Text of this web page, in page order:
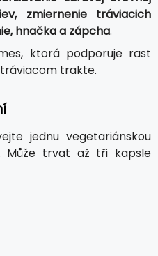
zmiernenie tráviacich
hnačka a zápcha.
ktorá podporuje rast
trakte.
jednu vegetariánskou
Může trvat až tři kapsle